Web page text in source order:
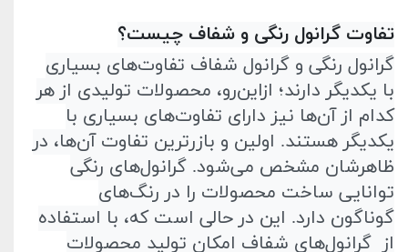
تفاوت گرانول رنگی و شفاف چیست؟
گرانول رنگی و گرانول شفاف تفاوت‌های بسیاری
با یکدیگر دارند؛ از‌این‌رو، محصولات تولیدی از هر‌
کدام از آن‌ها نیز دارای تفاوت‌های بسیاری با
یکدیگر هستند. اولین و بازر‌ترین تفاوت آن‌ها، در
ظاهرشان مشخص می‌شود. گرانول‌های رنگی
توانایی ساخت محصولات را در رنگ‌های
گوناگون دارد. این در ‌حالی است که، با ‌استفاده
از گرانول‌های شفاف امکان تولید محصولات